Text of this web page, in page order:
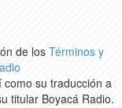
de los Términos y
su traducción a
titular Boyacá Radio.